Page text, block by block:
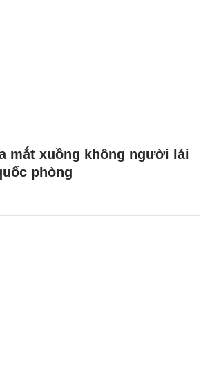
mắt xuồng không người lái
phòng